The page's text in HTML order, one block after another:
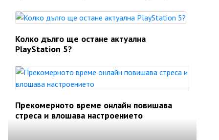
Колко дълго ще остане актуална
PlayStation 5?
Прекомерното време онлайн повишава
стреса и влошава настроението